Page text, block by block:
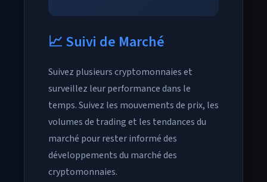
📈 Suivi de Marché
Suivez plusieurs cryptomonnaies et
surveillez leur performance dans le
temps. Suivez les mouvements de prix, les
volumes de trading et les tendances du
marché pour rester informé des
développements du marché des
cryptomonnaies.